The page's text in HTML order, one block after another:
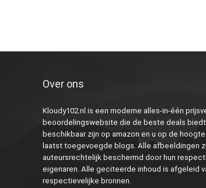
Over ons
Kloudy102.nl is een moderne alles-in-één
beoordelingswebsite die de beste deals
beschikbaar zijn op amazon en u op de
laatst toegevoegde blogs. Alle afbeeldingen
auteursrechtelijk beschermd door hun
eigenaren. Alle geciteerde inhoud is afgeleid
respectievelijke bronnen.